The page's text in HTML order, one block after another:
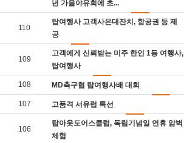
년 가을야유회에 초...
110
탑여행사 고객사은대잔치, 항공권 등 제
공
109
고객에게 신뢰받는 미주 한인 1등 여행사,
탑여행사
108 MD축구협 탑여행사배 대회
107 고품격 서유럽 특선
106
탑아웃도어스클럽, 독립기념일 연휴 암벽
체험